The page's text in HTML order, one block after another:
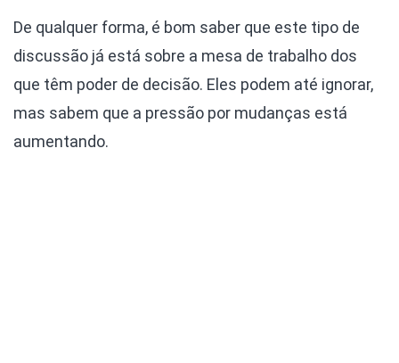
De qualquer forma, é bom saber que este tipo de
discussão já está sobre a mesa de trabalho dos
que têm poder de decisão. Eles podem até ignorar,
mas sabem que a pressão por mudanças está
aumentando.